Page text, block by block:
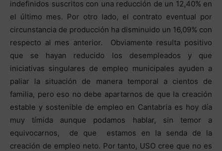
indefinidos suscritos con una reducción de un 12,40% en
el último mes. Por otro lado, el contrato eventual por
circunstancia de producción ha disminuido un 16,09% con
respecto al mes anterior. Obviamente resulta positivo
que se hayan reducido los desempleados y que
iniciativas singulares de empleo municipales ayuden a
paliar la situación de manera temporal a cientos de
familia, pero eso no debe apartarnos de que la creación
estable y sostenible de empleo en Cantabria es hoy día
muy tímida aunque podamos hablar, sin temor a
equivocarnos, de que estamos en la senda de la
creación de empleo neto. Por tanto, USO cree que no es